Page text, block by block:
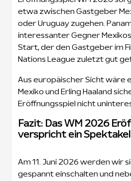
etwa zwischen Gastgeber
oder Uruguay zugehen.
interessanter Gegner
Start, der den Gastgeber im
Nations League zuletzt gut
Aus europäischer Sicht wäre
Mexiko und Erling Haaland
Eröffnungsspiel nicht
Fazit: Das WM 2026
verspricht ein Spektakel
Am 11. Juni 2026 werden wir
gespannt einschalten und